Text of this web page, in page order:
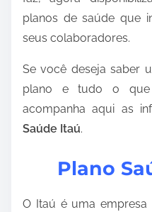
planos de saúde que
seus colaboradores.
Se você deseja saber
plano e tudo o que
acompanha aqui as
Saúde Itaú.
Plano
O Itaú é uma